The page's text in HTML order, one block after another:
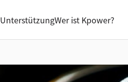
UnterstützungWer ist Kpower?